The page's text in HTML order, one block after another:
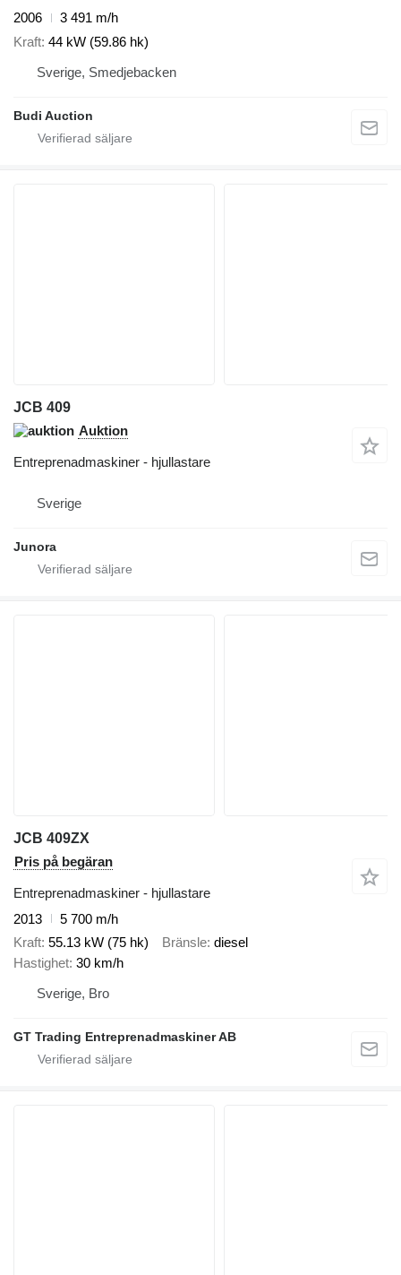
2006
3 491 m/h
Kraft 44 kW (59.86 hk)
Sverige, Smedjebacken
Budi Auction
JCB 409
Auktion
Entreprenadmaskiner - hjullastare
Sverige
Junora
JCB 409ZX
Pris på begäran
Entreprenadmaskiner - hjullastare
2013
5 700 m/h
Kraft 55.13 kW (75 hk) Bränsle diesel
Hastighet 30 km/h
Sverige, Bro
GT Trading Entreprenadmaskiner AB